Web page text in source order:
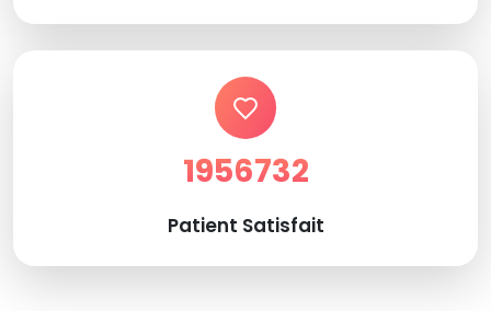
1956732
Patient Satisfait